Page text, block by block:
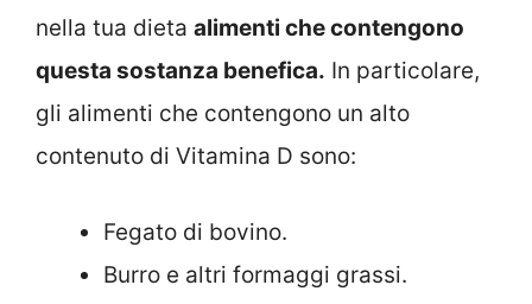
nella tua dieta alimenti che contengono
questa sostanza benefica. In particolare,
gli alimenti che contengono un alto
contenuto di Vitamina D sono:
Fegato di bovino.
Burro e altri formaggi grassi.